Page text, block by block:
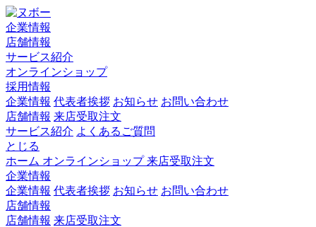
企業情報
店舗情報
サービス紹介
オンラインショップ
採用情報
企業情報 代表者挨拶 お知らせ お問い合わせ
店舗情報 来店受取注文
サービス紹介 よくあるご質問
とじる
ホーム オンラインショップ来店受取注文
企業情報
企業情報 代表者挨拶 お知らせ お問い合わせ
店舗情報
店舗情報 来店受取注文